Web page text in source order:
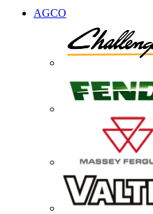
AGCO